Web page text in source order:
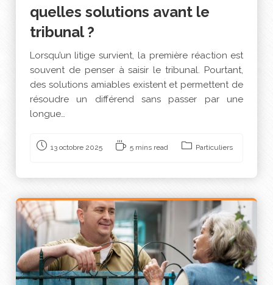
quelles solutions avant le
tribunal ?
Lorsqu’un litige survient, la première réaction est
souvent de penser à saisir le tribunal. Pourtant,
des solutions amiables existent et permettent de
résoudre un différend sans passer par une
longue…
13 octobre 2025 5 mins read Particuliers